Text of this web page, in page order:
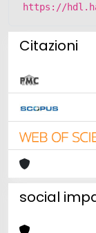
https://
Citazioni
social